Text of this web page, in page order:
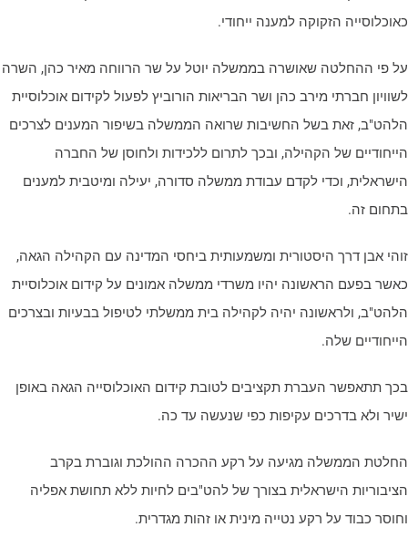
הזקוקה למענה ייחודי.
פי ההחלטה שאושרה בממשלה יוטל על שר הרווחה מאיר כהן, השרה
חברתי מירב כהן ושר הבריאות הורוביץ לפעול לקידום אוכלוסיית
זאת בשל החשיבות שרואה הממשלה בשיפור המענים לצרכים
של הקהילה, ובכך לתרום ללכידות ולחוסן של החברה
וכדי לקדם עבודת ממשלה סדורה, יעילה ומיטבית למענים
זה.
אבן דרך היסטורית ומשמעותית ביחסי המדינה עם הקהילה הגאה,
בפעם הראשונה יהיו משרדי ממשלה אמונים על קידום אוכלוסיית
ולראשונה יהיה לקהילה בית ממשלתי לטיפול בבעיות ובצרכים
שלה.
תתאפשר העברת תקציבים לטובת קידום האוכלוסייה הגאה באופן
ולא בדרכים עקיפות כפי שנעשה עד כה.
הממשלה מגיעה על רקע ההכרה ההולכת וגוברת בקרב
הישראלית בצורך של להט"בים לחיות ללא תחושת אפליה
כבוד על רקע נטייה מינית או זהות מגדרית.